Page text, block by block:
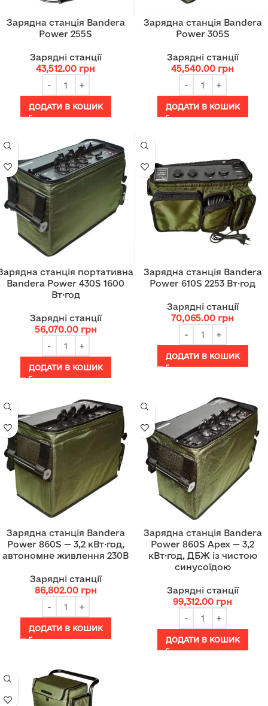
Зарядна станція Bandera
Power 255S
Зарядні станції
43,512.00 грн
ДОДАТИ В КОШИК
Зарядна станція Bandera
Power 305S
Зарядні станції
45,540.00 грн
ДОДАТИ В КОШИК
станція портативна
Bandera Power 430S 1600
Вт·год
Зарядні станції
56,070.00 грн
ДОДАТИ В КОШИК
Зарядна станція Bandera
Power 610S 2253 Вт·год
Зарядні станції
70,065.00 грн
ДОДАТИ В КОШИК
Зарядна станція Bandera
Power 860S — 3,2 кВт·год,
автономне живлення 230В
Зарядні станції
86,802.00 грн
ДОДАТИ В КОШИК
Зарядна станція Bandera
Power 860S Apex — 3,2
кВт·год, ДБЖ із чистою
синусоїдою
Зарядні станції
99,312.00 грн
ДОДАТИ В КОШИК